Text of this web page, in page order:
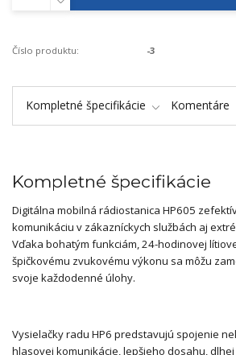
Číslo produktu: -3
Kompletné špecifikácie Komentáre
Kompletné špecifikácie
Digitálna mobilná rádiostanica HP605
komunikáciu v zákazníckych službách aj
Vďaka bohatým funkciám, 24-hodinovej
špičkovému zvukovému výkonu sa môžu
svoje každodenné úlohy.
Vysielačky radu HP6 predstavujú spojenie
hlasovej komunikácie, lepšieho dosahu,